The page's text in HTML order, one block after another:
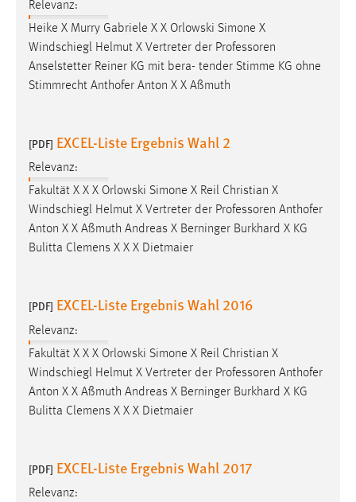
Relevanz:
Heike X Murry Gabriele X X Orlowski Simone X
Windschiegl Helmut X Vertreter der Professoren
Anselstetter Reiner KG mit bera- tender Stimme KG ohne
Stimmrecht Anthofer Anton X X Aßmuth
[PDF] EXCEL-Liste Ergebnis Wahl 2
Relevanz:
Fakultät X X X Orlowski Simone X Reil Christian X
Windschiegl Helmut X Vertreter der Professoren Anthofer
Anton X X Aßmuth Andreas X Berninger Burkhard X KG
Bulitta Clemens X X X Dietmaier
[PDF] EXCEL-Liste Ergebnis Wahl 2016
Relevanz:
Fakultät X X X Orlowski Simone X Reil Christian X
Windschiegl Helmut X Vertreter der Professoren Anthofer
Anton X X Aßmuth Andreas X Berninger Burkhard X KG
Bulitta Clemens X X X Dietmaier
[PDF] EXCEL-Liste Ergebnis Wahl 2017
Relevanz: